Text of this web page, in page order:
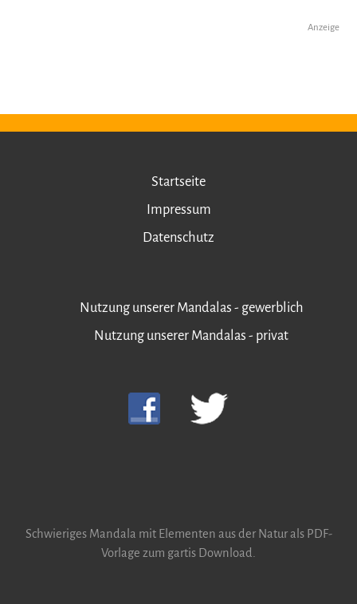
Anzeige
Startseite
Impressum
Datenschutz
Nutzung unserer Mandalas - gewerblich
Nutzung unserer Mandalas - privat
Schwieriges Mandala mit Elementen aus der Natur als PDF-
Vorlage zum gartis Download.